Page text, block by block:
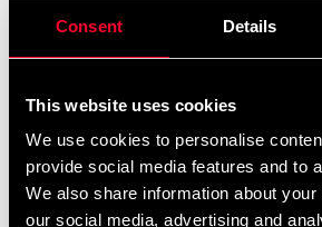
Consent Details
This website uses cookies
We use cookies to personalise
provide social media features and to
We also share information about
our social media, advertising and
Select a product variant to view stock availability.
Quantity
remove add Add